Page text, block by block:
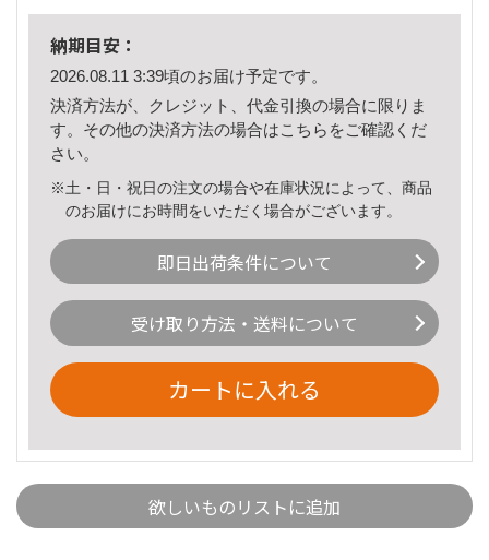
納期目安：
2026.08.11 3:39頃のお届け予定です。
決済方法が、クレジット、代金引換の場合に限りま
す。その他の決済方法の場合はこちら をご確認くだ
さい。
※土・日・祝日の注文の場合や在庫状況によって、商品
のお届けにお時間をいただく場合がございます。
即日出荷条件について
受け取り方法・送料について
カートに入れる
欲しいものリストに追加